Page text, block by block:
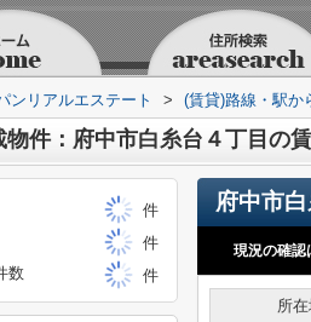
ンリアルエステート > (賃貸)路線・駅か
物件：府中市白糸台４丁目の
現況の確認
所
件
件
数
件